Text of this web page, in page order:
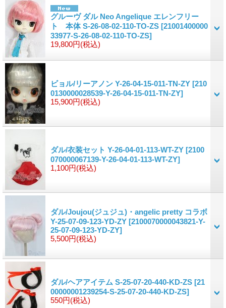
グルーヴ ダル Neo Angelique エレンフリー
ト 本体 S-26-08-02-110-TO-ZS [21001400000
33977-S-26-08-02-110-TO-ZS]
19,800円(税込)
ビョル/リーアノン Y-26-04-15-011-TN-ZY [210
0130000028539-Y-26-04-15-011-TN-ZY]
15,900円(税込)
ダル/衣装セット Y-26-04-01-113-WT-ZY [2100
070000067139-Y-26-04-01-113-WT-ZY]
1,100円(税込)
ダル/Joujou(ジュジュ)・angelic pretty コラボ
Y-25-07-09-123-YD-ZY [2100070000043821-Y-
25-07-09-123-YD-ZY]
5,500円(税込)
ダル/ヘアアイテム S-25-07-20-440-KD-ZS [21
00000001239254-S-25-07-20-440-KD-ZS]
550円(税込)